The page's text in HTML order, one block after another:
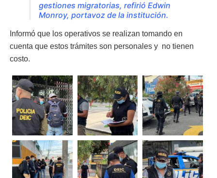
gestiones migratorias, refirió Edwin
Monroy, portavoz de la institución.
Informó que los operativos se realizan tomando en
cuenta que estos trámites son personales y no tienen
costo.